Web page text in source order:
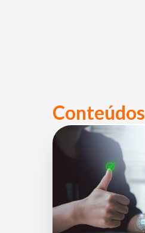
Conteúdos